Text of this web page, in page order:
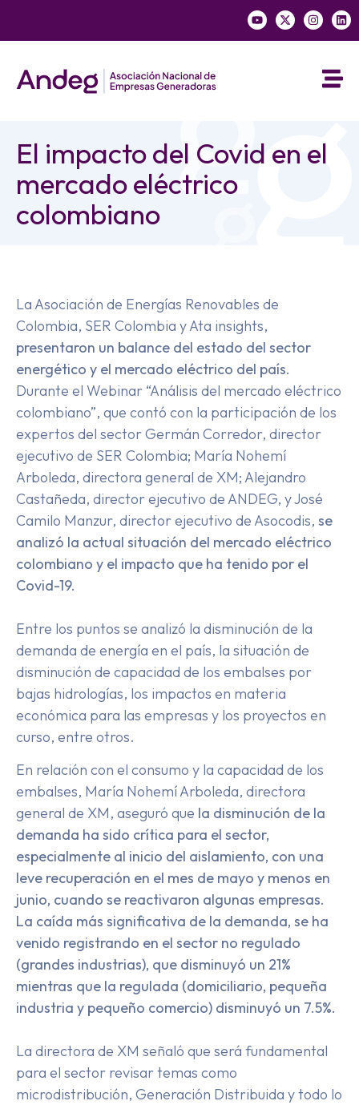
El impacto del Covid en el
mercado eléctrico
colombiano
La Asociación de Energías Renovables de
Colombia, SER Colombia y Ata insights,
presentaron un balance del estado del sector
energético y el mercado eléctrico del país.
Durante el Webinar “Análisis del mercado eléctrico
colombiano”, que contó con la participación de los
expertos del sector Germán Corredor, director
ejecutivo de SER Colombia; María Nohemí
Arboleda, directora general de XM; Alejandro
Castañeda, director ejecutivo de ANDEG, y José
Camilo Manzur, director ejecutivo de Asocodis, se
analizó la actual situación del mercado eléctrico
colombiano y el impacto que ha tenido por el
Covid-19.
Entre los puntos se analizó la disminución de la
demanda de energía en el país, la situación de
disminución de capacidad de los embalses por
bajas hidrologías, los impactos en materia
económica para las empresas y los proyectos en
curso, entre otros.
En relación con el consumo y la capacidad de los
embalses, María Nohemí Arboleda, directora
general de XM, aseguró que la disminución de la
demanda ha sido crítica para el sector,
especialmente al inicio del aislamiento, con una
leve recuperación en el mes de mayo y menos en
junio, cuando se reactivaron algunas empresas.
La caída más significativa de la demanda, se ha
venido registrando en el sector no regulado
(grandes industrias), que disminuyó un 21%
mientras que la regulada (domiciliario, pequeña
industria y pequeño comercio) disminuyó un 7.5%.
La directora de XM señaló que será fundamental
para el sector revisar temas como
microdistribución, Generación Distribuida y todo lo